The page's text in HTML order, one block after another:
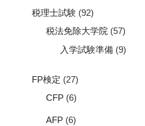
税理士試験 (92)
税法免除大学院 (57)
入学試験準備 (9)
FP検定 (27)
CFP (6)
AFP (6)